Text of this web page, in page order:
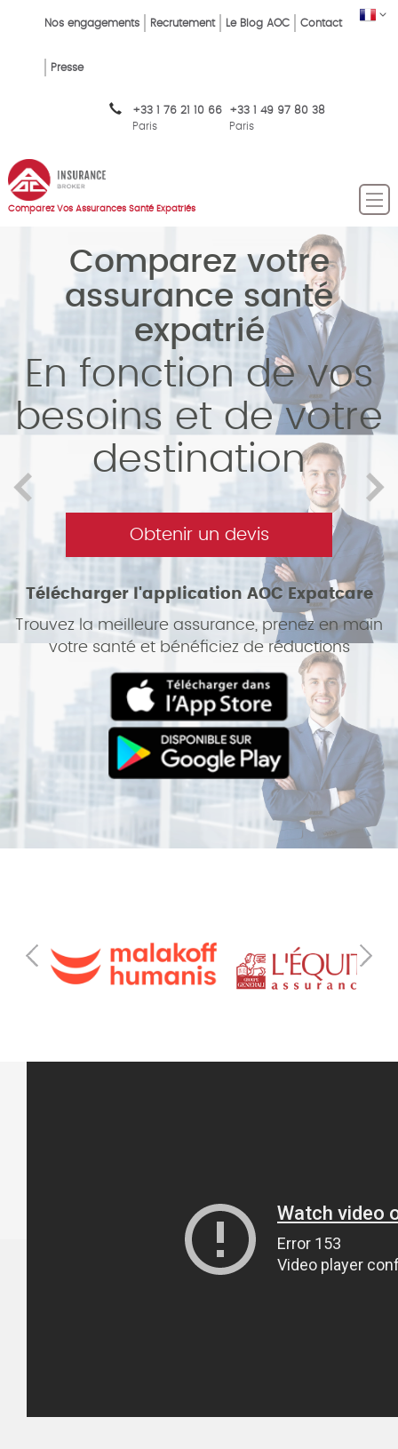
content
FR
Top
Menu
FR
Nos engagements Recrutement Le Blog AOC Contact
Presse
+33 1 76 21 10 66
Paris
+33 1 49 97 80 38
Paris
Comparez Vos Assurances Santé Expatriés
Comparez votre
assurance santé
expatrié
En fonction de vos
besoins et de votre
destination
Obtenir un devis
Télécharger l'application AOC Expatcare
Trouvez la meilleure assurance, prenez en main
votre santé et bénéficiez de réductions